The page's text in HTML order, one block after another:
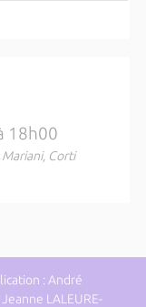
18h00
Corti
: André
LALEURE-